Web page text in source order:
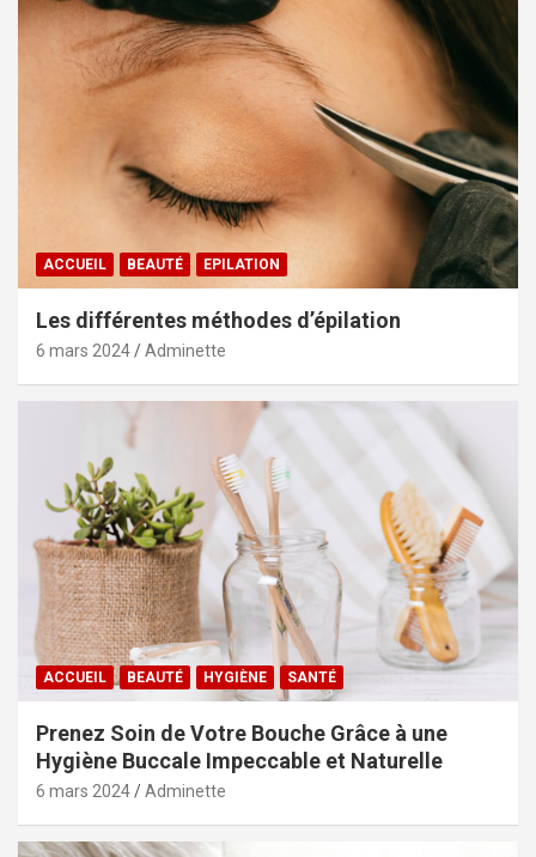
ACCUEIL BEAUTÉ EPILATION
Les différentes méthodes d’épilation
6 mars 2024 Adminette
ACCUEIL BEAUTÉ HYGIÈNE SANTÉ
Prenez Soin de Votre Bouche Grâce à une
Hygiène Buccale Impeccable et Naturelle
6 mars 2024 Adminette